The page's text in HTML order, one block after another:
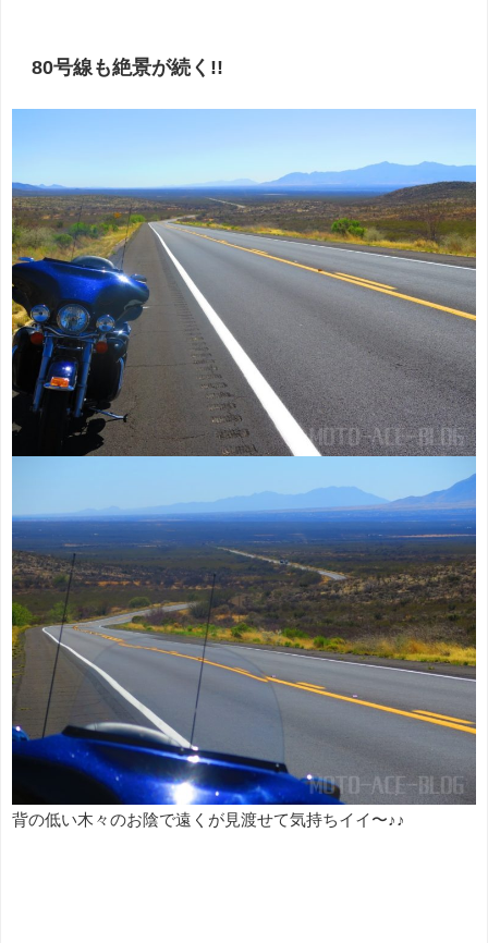
80号線も絶景が続く!!
背の低い木々のお陰で遠くが見渡せて気持ちイイ〜♪♪